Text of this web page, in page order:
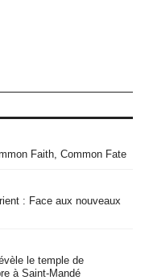
Faith, Common Fate
: Face aux nouveaux
le temple de
à Saint-Mandé